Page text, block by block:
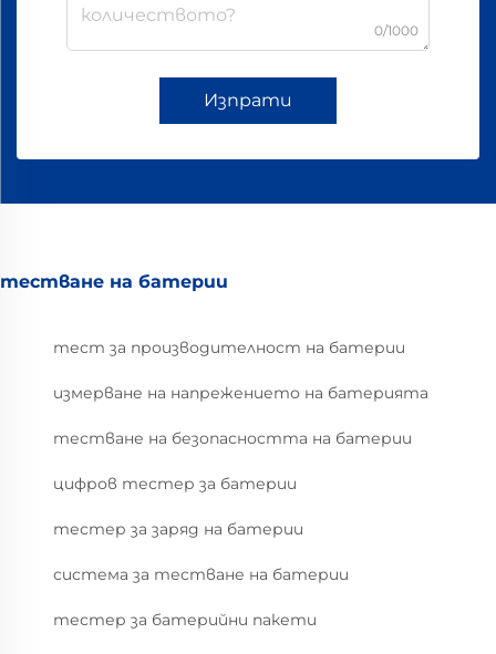
0/1000
Изпрати
тестване на батерии
тест за производителност на батерии
измерване на напрежението на батерията
тестване на безопасността на батерии
цифров тестер за батерии
тестер за заряд на батерии
система за тестване на батерии
тестер за батерийни пакети